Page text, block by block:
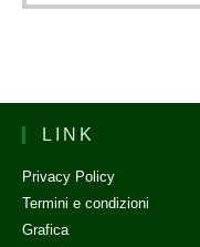
LINK
Privacy Policy
Termini e condizioni
Grafica